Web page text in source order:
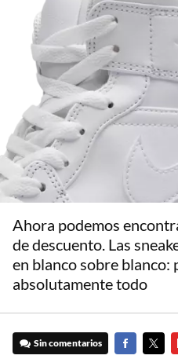
Ahora podemos
de descuento. Las
en blanco sobre blanco:
absolutamente todo
Sin comentarios